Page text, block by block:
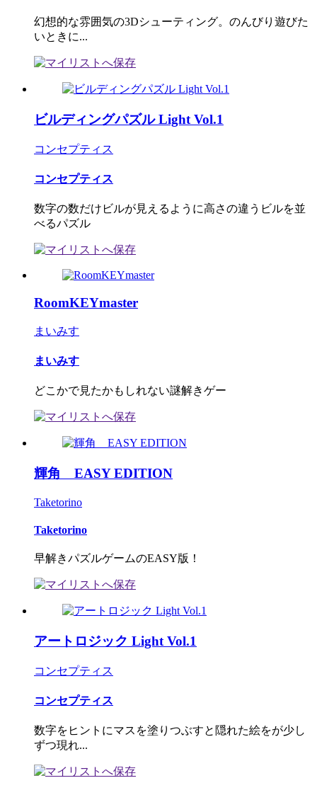
幻想的な雰囲気の3Dシューティング。のんびり遊びた
いときに...
ビルディングパズル Light Vol.1
コンセプティス
コンセプティス
数字の数だけビルが見えるように高さの違うビルを並
べるパズル
RoomKEYmaster
まいみす
まいみす
どこかで見たかもしれない謎解きゲー
輝角 EASY EDITION
Taketorino
Taketorino
早解きパズルゲームのEASY版！
アートロジック Light Vol.1
コンセプティス
コンセプティス
数字をヒントにマスを塗りつぶすと隠れた絵をが少し
ずつ現れ...